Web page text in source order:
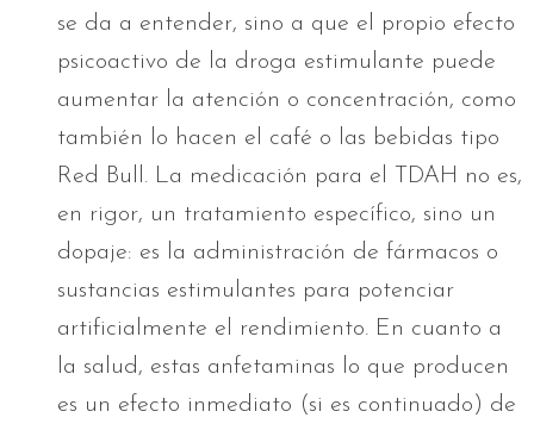
se da a entender, sino a que el propio efecto
psicoactivo de la droga estimulante puede
aumentar la atención o concentración, como
también lo hacen el café o las bebidas tipo
Red Bull. La medicación para el TDAH no es,
en rigor, un tratamiento específico, sino un
dopaje: es la administración de fármacos o
sustancias estimulantes para potenciar
artificialmente el rendimiento. En cuanto a
la salud, estas anfetaminas lo que producen
es un efecto inmediato (si es continuado) de